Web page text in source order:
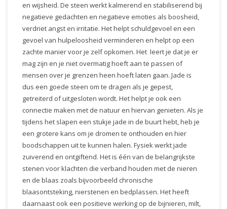
en wijsheid. De steen werkt kalmerend en stabiliserend bij
negatieve gedachten en negatieve emoties als boosheid,
verdriet angst en irritatie. Het helpt schuldgevoel en een
gevoel van hulpeloosheid verminderen en helpt op een
zachte manier voor je zelf opkomen. Het leert je dat je er
mag zijn en je niet overmatig hoeft aan te passen of
mensen over je grenzen heen hoeft laten gaan. Jade is
dus een goede steen om te dragen als je gepest,
getreiterd of uitgesloten wordt. Het helpt je ook een
connectie maken met de natuur en hiervan genieten. Als je
tijdens het slapen een stukje jade in de buurt hebt, heb je
een grotere kans om je dromen te onthouden en hier
boodschappen uit te kunnen halen. Fysiek werkt jade
zuiverend en ontgiftend. Het is één van de belangrijkste
stenen voor klachten die verband houden met de nieren
en de blaas zoals bijvoorbeeld chronische
blaasontsteking, nierstenen en bedplassen. Het heeft
daarnaast ook een positieve werking op de bijnieren, milt,